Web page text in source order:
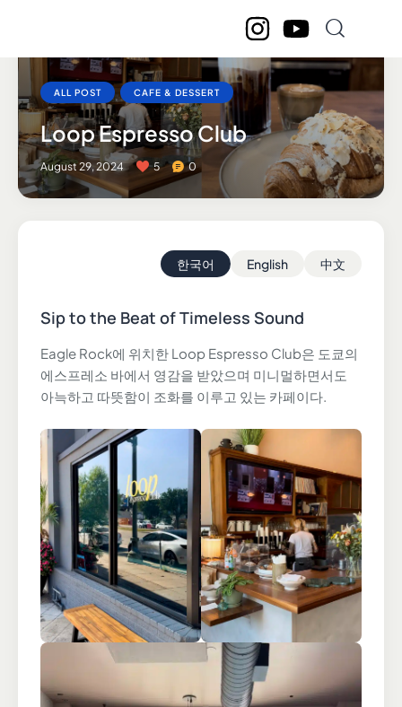
ALL POST CAFE & DESSERT
Loop Espresso Club
August 29, 2024 5 0
한국어 English 中文
Sip to the Beat of Timeless Sound
Eagle Rock에 위치한 Loop Espresso Club은 도쿄의
에스프레소 바에서 영감을 받았으며 미니멀하면서도
아늑하고 따뜻함이 조화를 이루고 있는 카페이다.